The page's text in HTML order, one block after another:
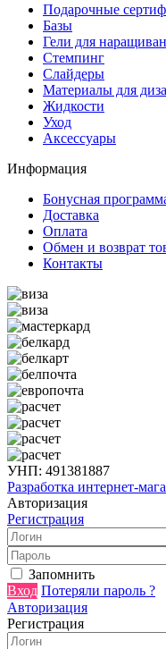
Подарочные
Базы
Гели для
Стемпинг
Слайдеры
Материалы для
Жидкости
Уход
Аксессуары
Информация
Бонусная
Доставка
Оплата
Обмен и возврат
Контакты
УНП: 491381887
Разработка интернет-
Авторизация
Регистрация
Запомнить
Вход Потеряли пароль ?
Авторизация
Регистрация